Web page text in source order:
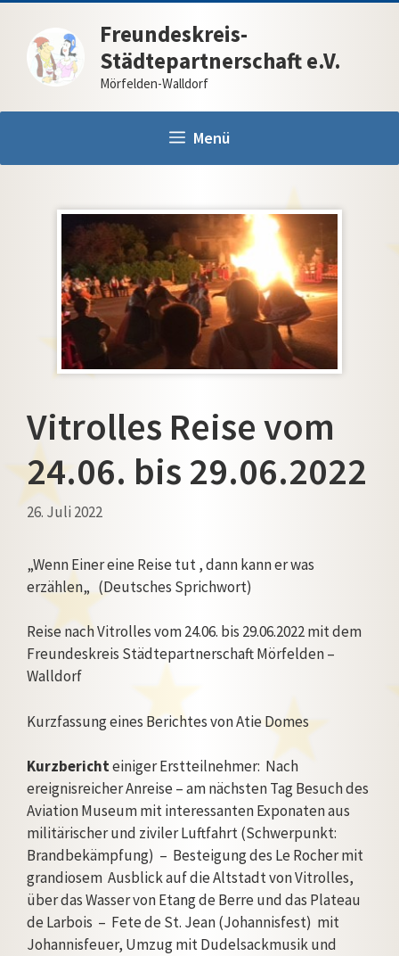
Inhalt
springen
Freundeskreis-
Städtepartnerschaft e.V.
Mörfelden-Walldorf
Menü
Vitrolles Reise vom
24.06. bis 29.06.2022
26. Juli 2022
„Wenn Einer eine Reise tut , dann kann er was
erzählen„ (Deutsches Sprichwort)
Reise nach Vitrolles vom 24.06. bis 29.06.2022 mit dem
Freundeskreis Städtepartnerschaft Mörfelden –
Walldorf
Kurzfassung eines Berichtes von Atie Domes
Kurzberichteiniger Erstteilnehmer: Nach
ereignisreicher Anreise – am nächsten Tag Besuch des
Aviation Museum mit interessanten Exponaten aus
militärischer und ziviler Luftfahrt (Schwerpunkt:
Brandbekämpfung) – Besteigung des Le Rocher mit
grandiosem Ausblick auf die Altstadt von Vitrolles,
über das Wasser von Etang de Berre und das Plateau
de Larbois – Fete de St. Jean (Johannisfest) mit
Johannisfeuer, Umzug mit Dudelsackmusik und